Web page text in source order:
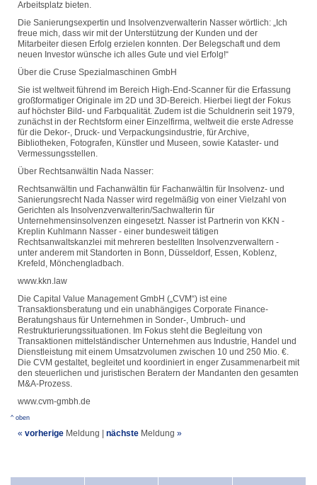
Arbeitsplatz bieten.
Die Sanierungsexpertin und Insolvenzverwalterin Nasser wörtlich: „Ich
freue mich, dass wir mit der Unterstützung der Kunden und der
Mitarbeiter diesen Erfolg erzielen konnten. Der Belegschaft und dem
neuen Investor wünsche ich alles Gute und viel Erfolg!“
Über die Cruse Spezialmaschinen GmbH
Sie ist weltweit führend im Bereich High-End-Scanner für die Erfassung
großformatiger Originale im 2D und 3D-Bereich. Hierbei liegt der Fokus
auf höchster Bild- und Farbqualität. Zudem ist die Schuldnerin seit 1979,
zunächst in der Rechtsform einer Einzelfirma, weltweit die erste Adresse
für die Dekor-, Druck- und Verpackungsindustrie, für Archive,
Bibliotheken, Fotografen, Künstler und Museen, sowie Kataster- und
Vermessungsstellen.
Über Rechtsanwältin Nada Nasser:
Rechtsanwältin und Fachanwältin für Fachanwältin für Insolvenz- und
Sanierungsrecht Nada Nasser wird regelmäßig von einer Vielzahl von
Gerichten als Insolvenzverwalterin/Sachwalterin für
Unternehmensinsolvenzen eingesetzt. Nasser ist Partnerin von KKN -
Kreplin Kuhlmann Nasser - einer bundesweit tätigen
Rechtsanwaltskanzlei mit mehreren bestellten Insolvenzverwaltern -
unter anderem mit Standorten in Bonn, Düsseldorf, Essen, Koblenz,
Krefeld, Mönchengladbach.
www.kkn.law
Die Capital Value Management GmbH („CVM“) ist eine
Transaktionsberatung und ein unabhängiges Corporate Finance-
Beratungshaus für Unternehmen in Sonder-, Umbruch- und
Restrukturierungssituationen. Im Fokus steht die Begleitung von
Transaktionen mittelständischer Unternehmen aus Industrie, Handel und
Dienstleistung mit einem Umsatzvolumen zwischen 10 und 250 Mio. €.
Die CVM gestaltet, begleitet und koordiniert in enger Zusammenarbeit mit
den steuerlichen und juristischen Beratern der Mandanten den gesamten
M&A-Prozess.
www.cvm-gmbh.de
^ oben
« vorherige Meldung nächste Meldung »